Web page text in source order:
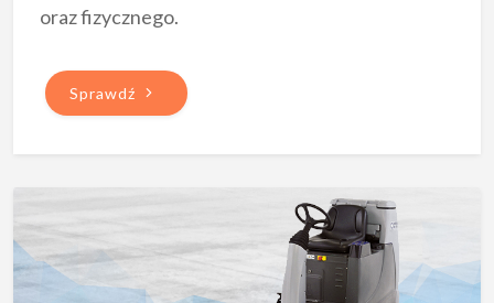
oraz fizycznego.
Sprawdź